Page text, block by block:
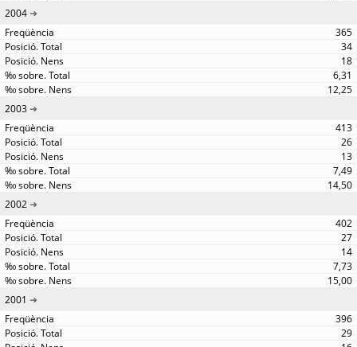
2004
365
34
18
6,31
12,25
2003
413
26
13
7,49
14,50
2002
402
27
14
7,73
15,00
2001
396
29